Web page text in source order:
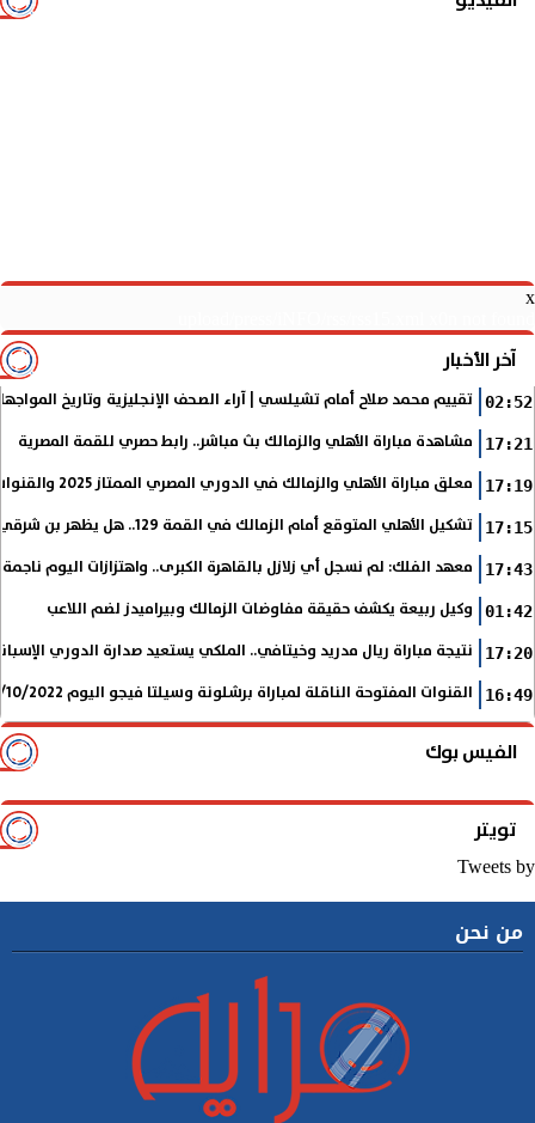
x
آخر الأخبار
02:52 تقييم محمد صلاح أمام تشيلسي | آراء الصحف الإنجليزية وتاريخ
17:21 مشاهدة مباراة الأهلي والزمالك بث مباشر.. رابط حصري للقمة المصرية
17:19 معلق مباراة الأهلي والزمالك في الدوري المصري الممتاز 2025 والقنوات الناقلة
17:15 تشكيل الأهلي المتوقع أمام الزمالك في القمة 129.. هل يظهر بن شرقي؟
17:43 معهد الفلك: لم نسجل أي زلازل بالقاهرة الكبرى.. واهتزازات اليوم
01:42 وكيل ربيعة يكشف حقيقة مفاوضات الزمالك وبيراميدز لضم اللاعب
17:20 نتيجة مباراة ريال مدريد وخيتافي.. الملكي يستعيد صدارة الدوري
16:49 القنوات المفتوحة الناقلة لمباراة برشلونة وسيلتا فيجو اليوم 9/10/2022 في الدوري الإسباني
الفيس بوك
تويتر
Tweets by
من نحن